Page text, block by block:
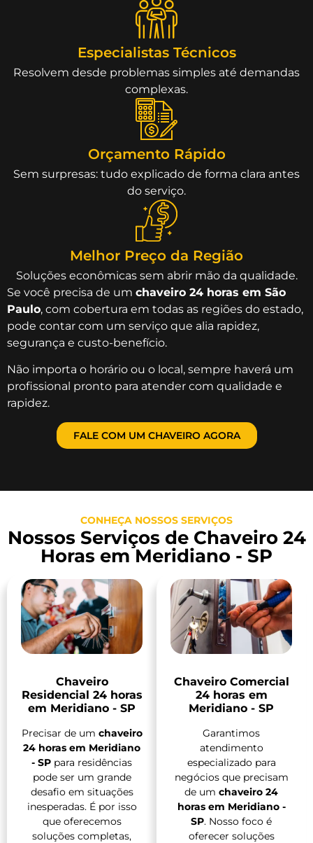
Especialistas Técnicos
Resolvem desde problemas simples até demandas
complexas.
Orçamento Rápido
Sem surpresas: tudo explicado de forma clara antes
do serviço.
Melhor Preço da Região
Soluções econômicas sem abrir mão da qualidade.
Se você precisa de um chaveiro 24 horas em São
Paulo, com cobertura em todas as regiões do estado,
pode contar com um serviço que alia rapidez,
segurança e custo-benefício.
Não importa o horário ou o local, sempre haverá um
profissional pronto para atender com qualidade e
rapidez.
FALE COM UM CHAVEIRO AGORA
CONHEÇA NOSSOS SERVIÇOS
Nossos Serviços de Chaveiro 24
Horas em Meridiano - SP
Chaveiro
Residencial 24 horas
em Meridiano - SP
Precisar de um chaveiro
24 horas em Meridiano
- SP para residências
pode ser um grande
desafio em situações
inesperadas. É por isso
que oferecemos
soluções completas,
Chaveiro Comercial
24 horas em
Meridiano - SP
Garantimos
atendimento
especializado para
negócios que precisam
de um chaveiro 24
horas em Meridiano -
SP. Nosso foco é
oferecer soluções